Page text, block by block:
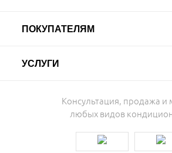
ПОКУПАТЕЛЯМ
УСЛУГИ
Консультация, продажа и
любых видов